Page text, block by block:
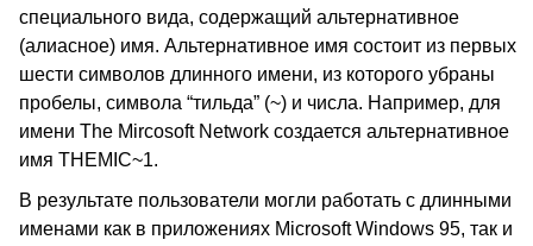
специального вида, содержащий альтернативное
(алиасное) имя. Альтернативное имя состоит из первых
шести символов длинного имени, из которого убраны
пробелы, символа “тильда” (~) и числа. Например, для
имени The Mircosoft Network создается альтернативное
имя THEMIC~1.
В результате пользователи могли работать с длинными
именами как в приложениях Microsoft Windows 95, так и